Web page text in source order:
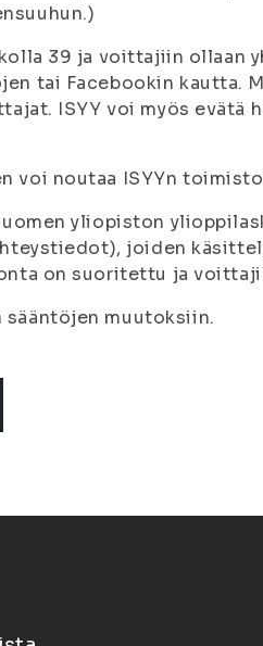
39 ja voittajiin ollaan
tai Facebookin kautta.
ISYY voi myös evätä
voi noutaa ISYYn
yliopiston
joiden
on suoritettu ja
sääntöjen muutoksiin.